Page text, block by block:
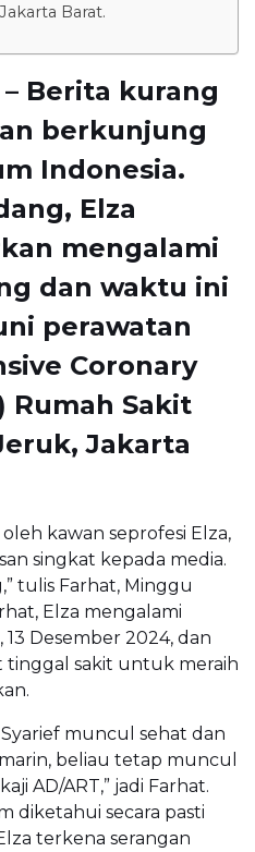
Barat.
Berita kurang
berkunjung
Indonesia.
Elza
mengalami
dan waktu ini
perawatan
Coronary
Rumah Sakit
Jakarta
kawan seprofesi Elza,
singkat kepada media.
tulis Farhat, Minggu
Elza mengalami
Desember 2024, dan
tinggal sakit untuk meraih
muncul sehat dan
beliau tetap muncul
AD/ART,” jadi Farhat.
diketahui secara pasti
terkena serangan